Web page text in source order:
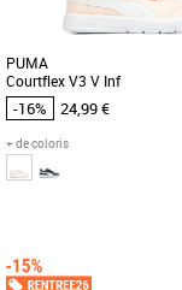
PUMA
Courtflex V3 V Inf
-16% 24,99 €
+ de coloris
Chaussures Puma pas
Baskets Puma